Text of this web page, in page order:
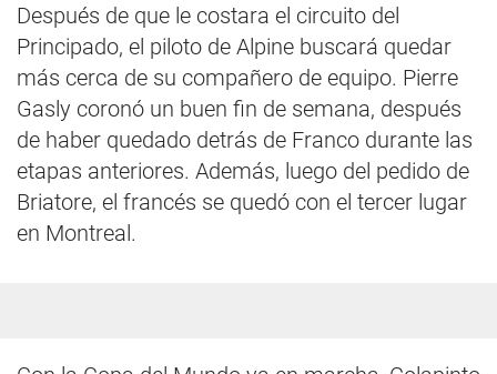
Después de que le costara el circuito del
Principado, el piloto de Alpine buscará quedar
más cerca de su compañero de equipo. Pierre
Gasly coronó un buen fin de semana, después
de haber quedado detrás de Franco durante las
etapas anteriores. Además, luego del pedido de
Briatore, el francés se quedó con el tercer lugar
en Montreal.